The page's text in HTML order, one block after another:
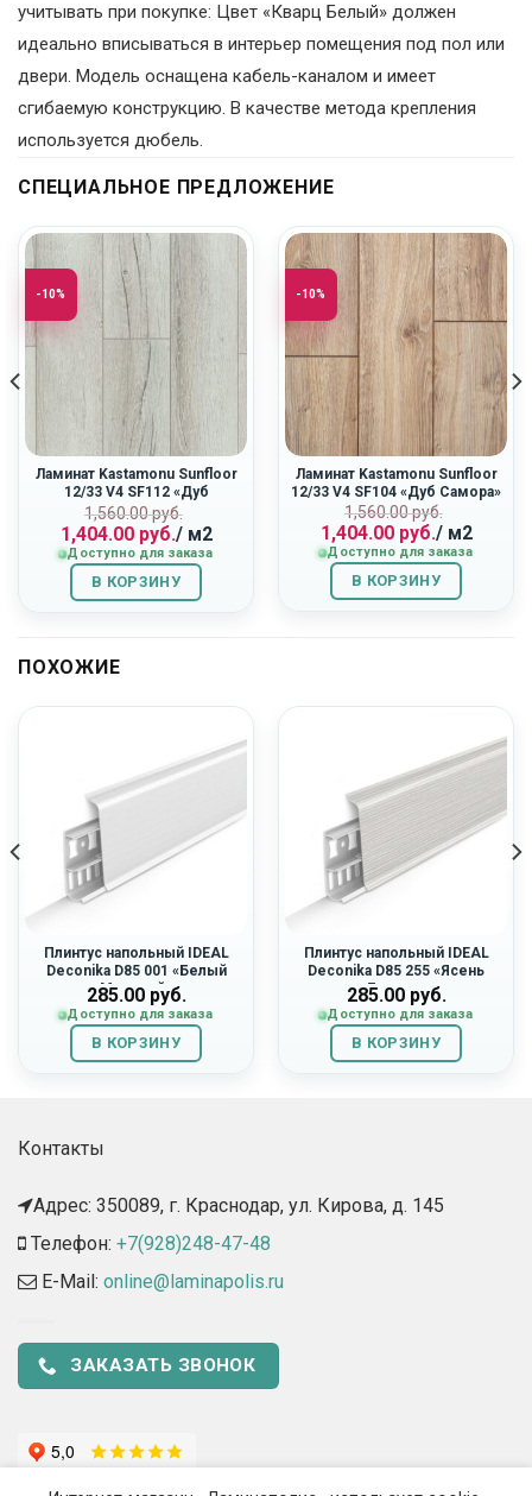
учитывать при покупке: Цвет «Кварц Белый» должен
идеально вписываться в интерьер помещения под пол или
двери. Модель оснащена кабель-каналом и имеет
сгибаемую конструкцию. В качестве метода крепления
используется дюбель.
СПЕЦИАЛЬНОЕ ПРЕДЛОЖЕНИЕ
-10%
Ламинат Kastamonu Sunfloor
12/33 V4 SF112 «Дуб
Ривьера»
1,560.00руб.
Первоначальная
цена
составляла
1,560.00
руб..
1,404.00руб.
Текущая
цена:
1,404.00
руб..
/ м2
Доступно для заказа
В КОРЗИНУ
-10%
Ламинат Kastamonu Sunfloor
12/33 V4 SF104 «Дуб Самора»
1,560.00руб.
цена
составляла
1,560.00
руб..
1,404.00руб.
Текущая
цена:
1,404.00
руб..
/ м2
Доступно для заказа
В КОРЗИНУ
ПОХОЖИЕ
Плинтус напольный IDEAL
Deconika D85 001 «Белый
Матовый»
285.00руб.
Доступно для заказа
В КОРЗИНУ
Плинтус напольный IDEAL
Deconika D85 255 «Ясень
Бьянко»
285.00руб.
Доступно для заказа
В КОРЗИНУ
Контакты
Адрес: 350089, г. Краснодар, ул. Кирова, д. 145​
Телефон: +7(928)248-47-48
E-Mail: online@laminapolis.ru
ЗАКАЗАТЬ ЗВОНОК